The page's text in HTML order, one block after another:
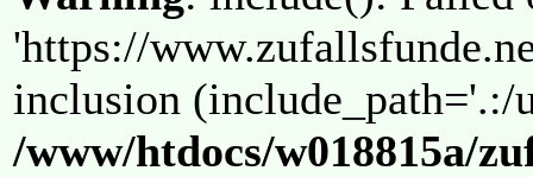
'https://
inclusion (include_path='.:/
/www/htdocs/w018815a/